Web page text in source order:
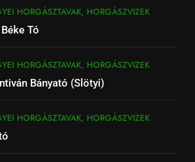
HORGÁSZTAVAK, HORGÁSZVIZEK
Tó
HORGÁSZTAVAK, HORGÁSZVIZEK
Bányató (Slötyi)
HORGÁSZTAVAK, HORGÁSZVIZEK